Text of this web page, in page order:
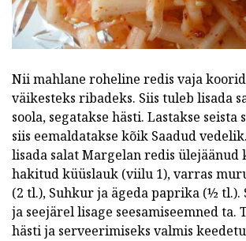
Nii mahlane roheline redis vaja
väikesteks ribadeks. Siis tuleb lisada
soola, segatakse hästi. Lastakse seista
siis eemaldatakse kõik Saadud
lisada salat Margelan redis ülejäänud
hakitud küüslauk (viilu 1), varras
(2 tl.), Suhkur ja ägeda paprika (½ tl.).
ja seejärel lisage seesamiseemned ta.
hästi ja serveerimiseks valmis